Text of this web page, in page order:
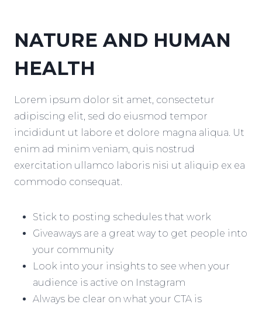
NATURE AND HUMAN
HEALTH
Lorem ipsum dolor sit amet, consectetur
adipiscing elit, sed do eiusmod tempor
incididunt ut labore et dolore magna aliqua. Ut
enim ad minim veniam, quis nostrud
exercitation ullamco laboris nisi ut aliquip ex ea
commodo consequat.
Stick to posting schedules that work
Giveaways are a great way to get people into
your community
Look into your insights to see when your
audience is active on Instagram
Always be clear on what your CTA is